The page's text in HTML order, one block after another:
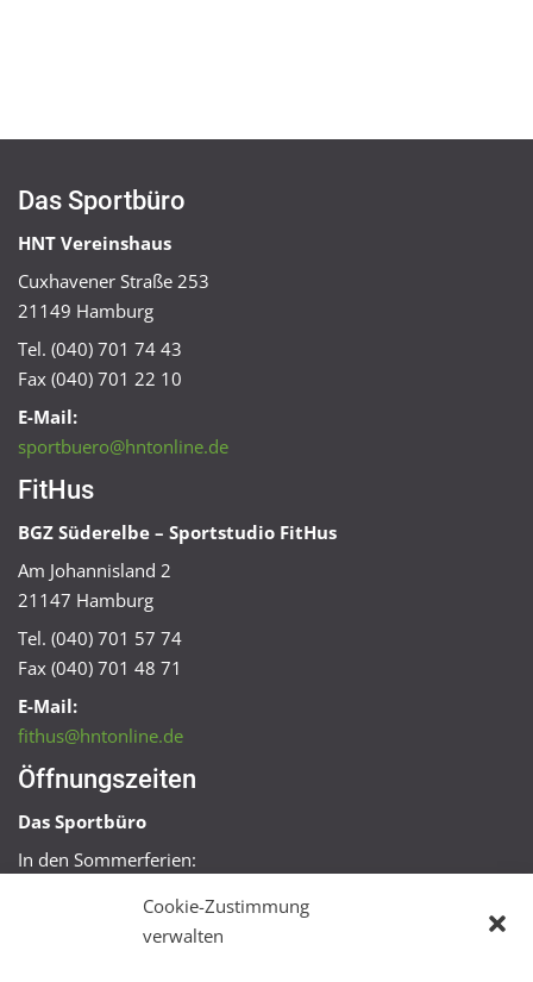
Cookie-Zustimmung
verwalten
Das Sportbüro
HNT Vereinshaus
Cuxhavener Straße 253
21149 Hamburg
Tel. (040) 701 74 43
Fax (040) 701 22 10
E-Mail:
sportbuero@hntonline.de
FitHus
BGZ Süderelbe – Sportstudio FitHus
Am Johannisland 2
21147 Hamburg
Tel. (040) 701 57 74
Fax (040) 701 48 71
E-Mail:
fithus@hntonline.de
Öffnungszeiten
Das Sportbüro
In den Sommerferien:
Mo + Mi 16:00 – 18:00 Uhr